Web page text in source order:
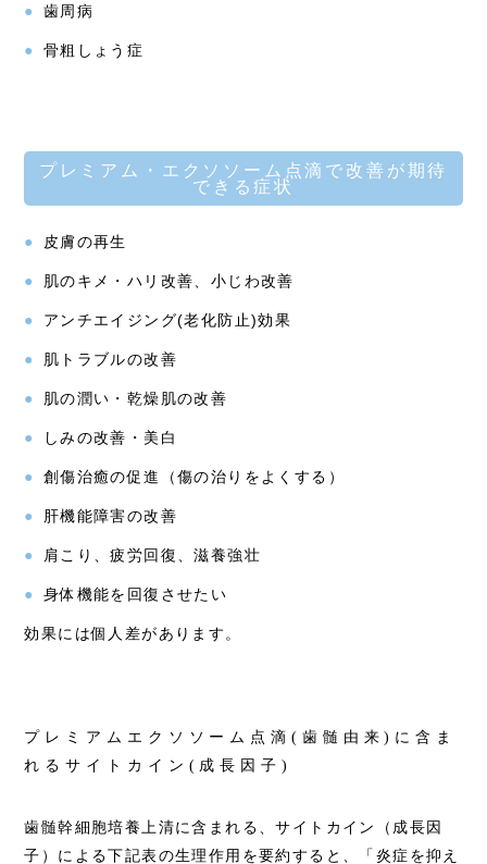
歯周病
骨粗しょう症
プレミアム・エクソソーム点滴で改善が期待
できる症状
皮膚の再生
肌のキメ・ハリ改善、小じわ改善
アンチエイジング(老化防止)効果
肌トラブルの改善
肌の潤い・乾燥肌の改善
しみの改善・美白
創傷治癒の促進（傷の治りをよくする）
肝機能障害の改善
肩こり、疲労回復、滋養強壮
身体機能を回復させたい
効果には個人差があります。
プレミアムエクソソーム点滴(歯髄由来)に含ま
れるサイトカイン(成長因子)
歯髄幹細胞培養上清に含まれる、サイトカイン（成長因
子）による下記表の生理作用を要約すると、「炎症を抑え